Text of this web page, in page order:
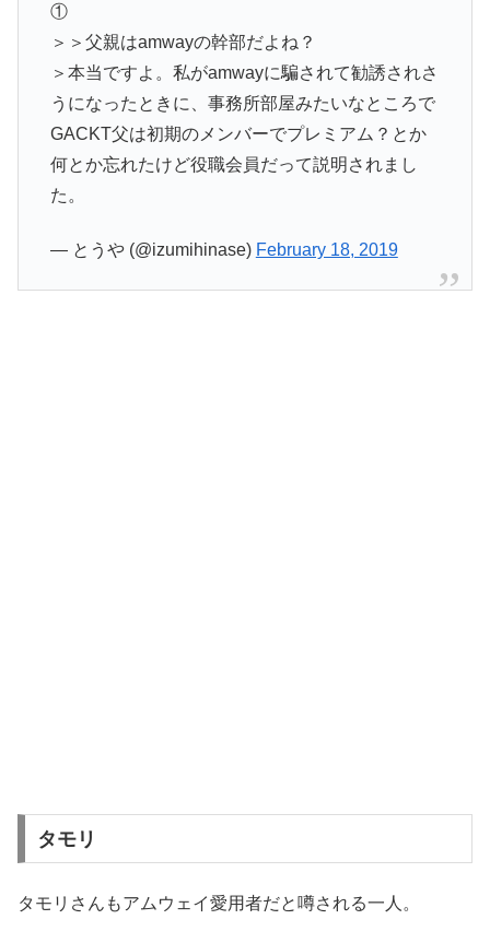
①
＞＞父親はamwayの幹部だよね？
＞本当ですよ。私がamwayに騙されて勧誘されさ
うになったときに、事務所部屋みたいなところで
GACKT父は初期のメンバーでプレミアム？とか
何とか忘れたけど役職会員だって説明されまし
た。
— とうや (@izumihinase) February 18, 2019
タモリ
タモリさんもアムウェイ愛用者だと噂される一人。